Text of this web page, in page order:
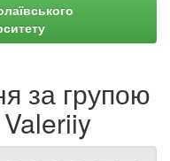
за групою